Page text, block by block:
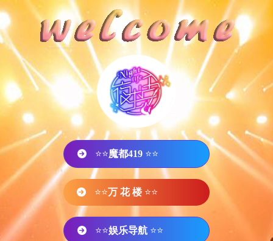
⭐⭐魔都419 ⭐⭐
⭐⭐万 花 楼 ⭐⭐
⭐⭐娱乐导航 ⭐⭐